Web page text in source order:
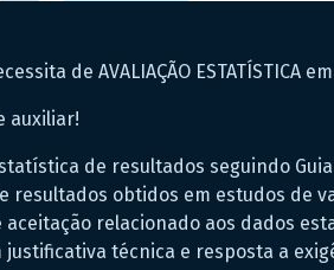
de AVALIAÇÃO ESTATÍSTICA
auxiliar!
de resultados seguindo Guia
resultados obtidos em estudos de
aceitação relacionado aos dados
justificativa técnica e resposta a